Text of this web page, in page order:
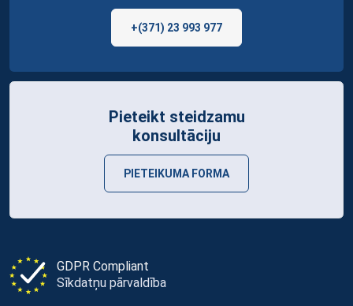
GDPR Compliant
Sīkdatņu pārvaldība
+(371) 23 993 977
Pieteikt steidzamu
konsultāciju
PIETEIKUMA FORMA